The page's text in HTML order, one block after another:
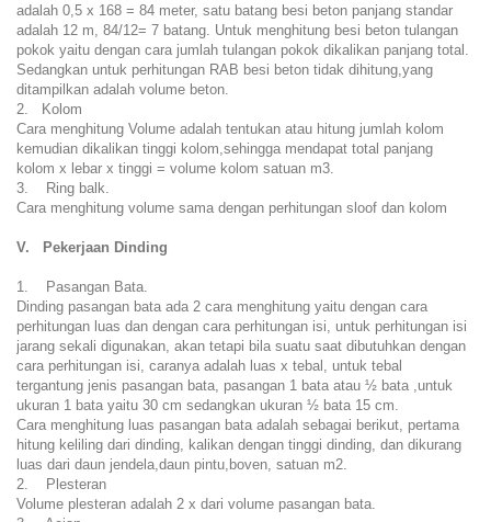
adalah 0,5 x 168 = 84 meter, satu batang besi beton panjang standar
adalah 12 m, 84/12= 7 batang. Untuk menghitung besi beton tulangan
pokok yaitu dengan cara jumlah tulangan pokok dikalikan panjang total.
Sedangkan untuk perhitungan RAB besi beton tidak dihitung,yang
ditampilkan adalah volume beton.
2. Kolom
Cara menghitung Volume adalah tentukan atau hitung jumlah kolom
kemudian dikalikan tinggi kolom,sehingga mendapat total panjang
kolom x lebar x tinggi = volume kolom satuan m3.
3. Ring balk.
Cara menghitung volume sama dengan perhitungan sloof dan kolom
V. Pekerjaan Dinding
1. Pasangan Bata.
Dinding pasangan bata ada 2 cara menghitung yaitu dengan cara
perhitungan luas dan dengan cara perhitungan isi, untuk perhitungan isi
jarang sekali digunakan, akan tetapi bila suatu saat dibutuhkan dengan
cara perhitungan isi, caranya adalah luas x tebal, untuk tebal
tergantung jenis pasangan bata, pasangan 1 bata atau ½ bata ,untuk
ukuran 1 bata yaitu 30 cm sedangkan ukuran ½ bata 15 cm.
Cara menghitung luas pasangan bata adalah sebagai berikut, pertama
hitung keliling dari dinding, kalikan dengan tinggi dinding, dan dikurang
luas dari daun jendela,daun pintu,boven, satuan m2.
2. Plesteran
Volume plesteran adalah 2 x dari volume pasangan bata.